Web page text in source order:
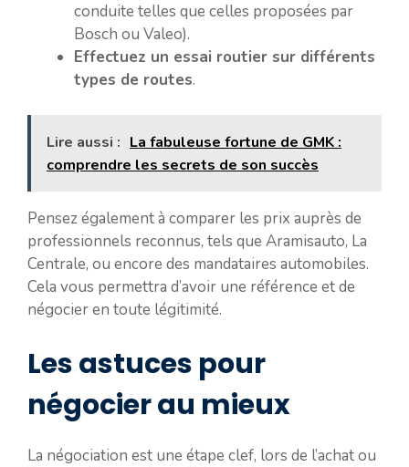
conduite telles que celles proposées par
Bosch ou Valeo).
Effectuez un essai routier sur différents
types de routes.
Lire aussi : La fabuleuse fortune de GMK :
comprendre les secrets de son succès
Pensez également à comparer les prix auprès de
professionnels reconnus, tels que Aramisauto, La
Centrale, ou encore des mandataires automobiles.
Cela vous permettra d’avoir une référence et de
négocier en toute légitimité.
Les astuces pour
négocier au mieux
La négociation est une étape clef, lors de l’achat ou